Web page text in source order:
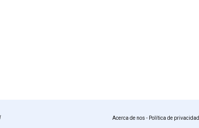
Acerca de nos - Política de privacidad